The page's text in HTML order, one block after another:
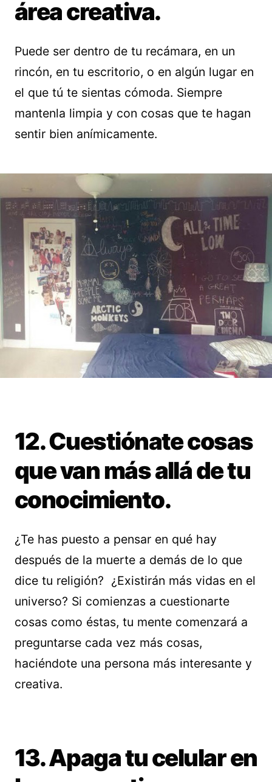
área creativa.
Puede ser dentro de tu recámara, en un
rincón, en tu escritorio, o en algún lugar en
el que tú te sientas cómoda. Siempre
mantenla limpia y con cosas que te hagan
sentir bien anímicamente.
12. Cuestiónate cosas
que van más allá de tu
conocimiento.
¿Te has puesto a pensar en qué hay
después de la muerte a demás de lo que
dice tu religión? ¿Existirán más vidas en el
universo? Si comienzas a cuestionarte
cosas como éstas, tu mente comenzará a
preguntarse cada vez más cosas,
haciéndote una persona más interesante y
creativa.
13. Apaga tu celular en